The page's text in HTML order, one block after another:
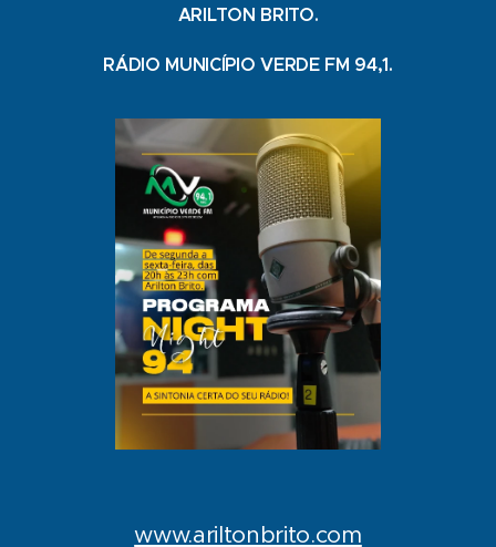
ARILTON BRITO.
RÁDIO MUNICÍPIO VERDE FM 94,1.
www.ariltonbrito.com